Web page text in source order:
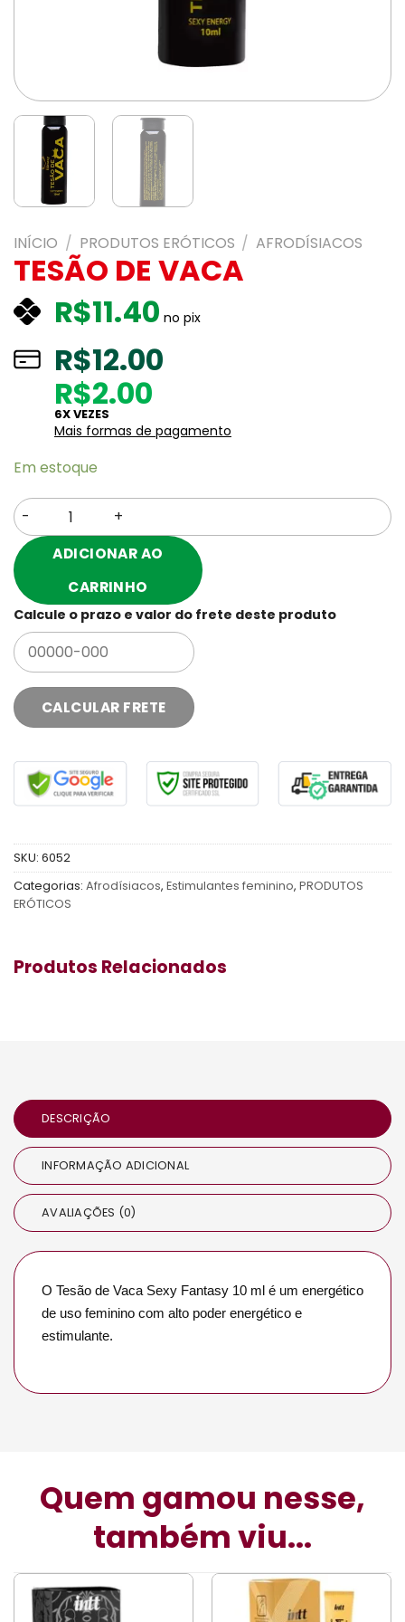
INÍCIO / PRODUTOS ERÓTICOS / AFRODÍSIACOS
TESÃO DE VACA
R$11.40 no pix
R$12.00
R$2.00
6X VEZES
Mais formas de pagamento
Em estoque
TESÃO DE VACA quantidade
ADICIONAR AO
CARRINHO
Calcule o prazo e valor do frete deste produto
SKU: 6052
Categorias: Afrodísiacos, Estimulantes feminino, PRODUTOS
ERÓTICOS
Produtos Relacionados
DESCRIÇÃO
INFORMAÇÃO ADICIONAL
AVALIAÇÕES (0)
O Tesão de Vaca Sexy Fantasy 10 ml é um energético
de uso feminino com alto poder energético e
estimulante.
Quem gamou nesse,
também viu...